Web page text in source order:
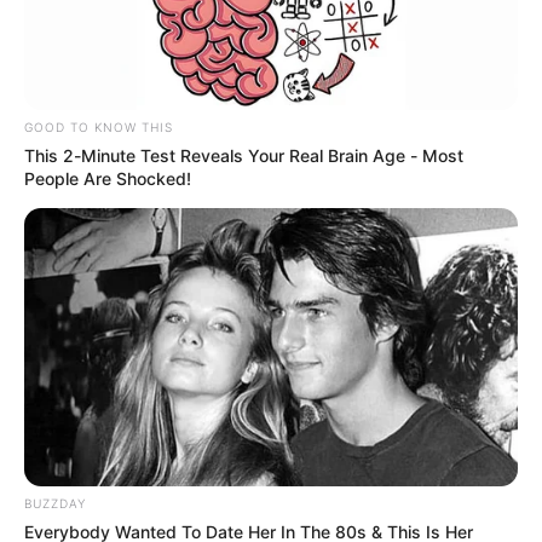
jurisdicción del municipio de Copacabana, norte del Valle
Empresarios de Antioquia denuncian
"golpe de estado" por Consulta Popular de Petro
GOOD TO KNOW THIS
This 2-Minute Test Reveals Your Real Brain Age - Most
People Are Shocked!
BUZZDAY
Everybody Wanted To Date Her In The 80s & This Is Her